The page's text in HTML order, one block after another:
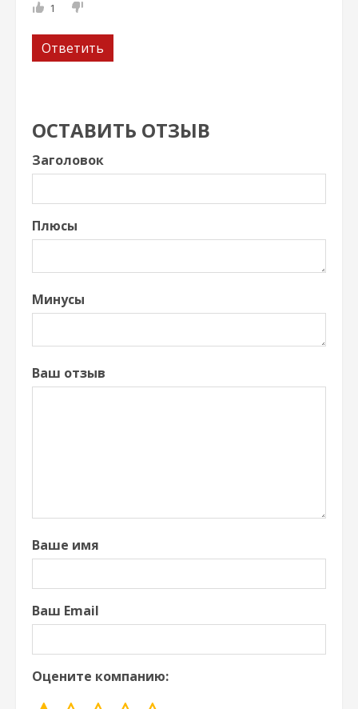
1
Ответить
ОСТАВИТЬ ОТЗЫВ
Заголовок
Плюсы
Минусы
Ваш отзыв
Ваше имя
Ваш Email
Оцените компанию: